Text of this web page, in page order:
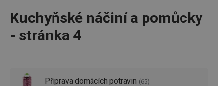
Kuchyňské náčiní a pomůcky
- stránka 4
Příprava domácích potravin (65)